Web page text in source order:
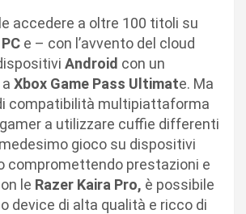
accedere a oltre 100 titoli su
PC e – con l’avvento del cloud
Android con un
Xbox Game Pass Ultimate. Ma
compatibilità multipiattaforma
a utilizzare cuffie differenti
gioco su dispositivi
compromettendo prestazioni e
le Razer Kaira Pro, è possibile
device di alta qualità e ricco di